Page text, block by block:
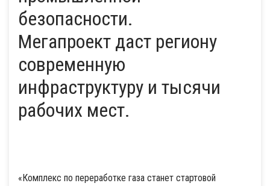
безопасности.
Мегапроект даст региону
современную
инфраструктуру и тысячи
рабочих мест.
«Комплекс по переработке газа станет стартовой